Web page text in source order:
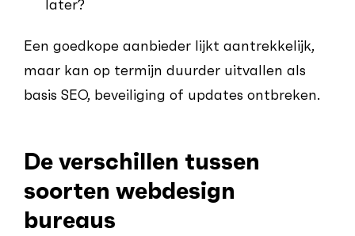
later?
Een goedkope aanbieder lijkt aantrekkelijk,
maar kan op termijn duurder uitvallen als
basis SEO, beveiliging of updates ontbreken.
De verschillen tussen
soorten webdesign
bureaus